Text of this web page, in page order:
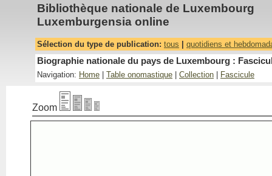
Bibliothèque nationale de Luxembourg
Luxemburgensia online
Sélection du type de publication: tous quotidiens et
Biographie nationale du pays de Luxembourg :
Navigation: Home Table onomastique Collection Fascicule
Zoom